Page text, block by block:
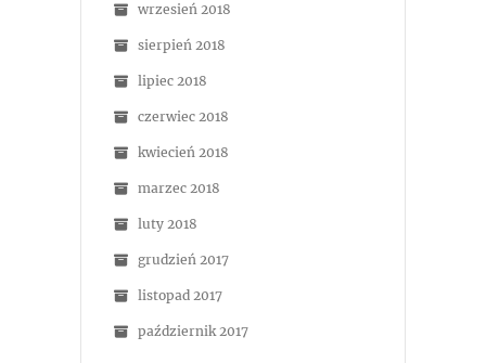
wrzesień 2018
sierpień 2018
lipiec 2018
czerwiec 2018
kwiecień 2018
marzec 2018
luty 2018
grudzień 2017
listopad 2017
październik 2017